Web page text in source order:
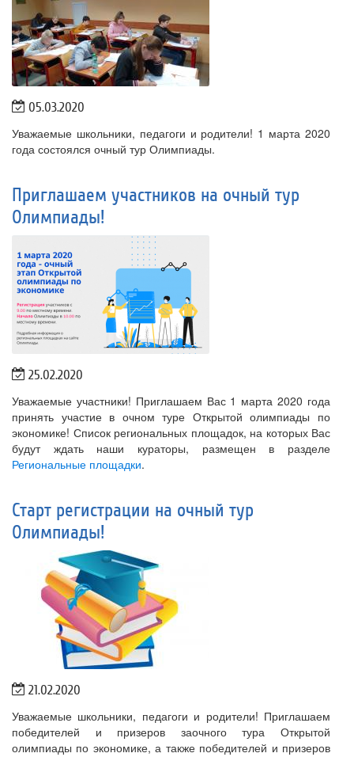
05.03.2020
Уважаемые школьники, педагоги и родители! 1 марта 2020
года состоялся очный тур Олимпиады.
Приглашаем участников на очный тур
Олимпиады!
25.02.2020
Уважаемые участники! Приглашаем Вас 1 марта 2020 года
принять участие в очном туре Открытой олимпиады по
экономике! Список региональных площадок, на которых Вас
будут ждать наши кураторы, размещен в разделе
Региональные площадки.
Старт регистрации на очный тур
Олимпиады!
21.02.2020
Уважаемые школьники, педагоги и родители! Приглашаем
победителей и призеров заочного тура Открытой
олимпиады по экономике, а также победителей и призеров